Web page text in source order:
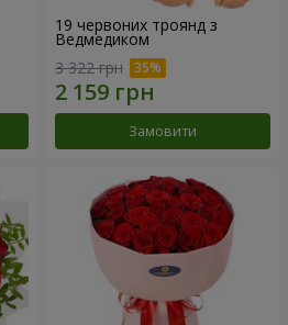
19 червоних троянд з
Ведмедиком
3 322 грн
Замовити